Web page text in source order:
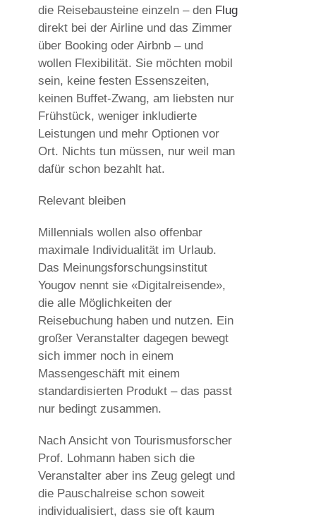
die Reisebausteine einzeln – den Flug
direkt bei der Airline und das Zimmer
über Booking oder Airbnb – und
wollen Flexibilität. Sie möchten mobil
sein, keine festen Essenszeiten,
keinen Buffet-Zwang, am liebsten nur
Frühstück, weniger inkludierte
Leistungen und mehr Optionen vor
Ort. Nichts tun müssen, nur weil man
dafür schon bezahlt hat.
Relevant bleiben
Millennials wollen also offenbar
maximale Individualität im Urlaub.
Das Meinungsforschungsinstitut
Yougov nennt sie «Digitalreisende»,
die alle Möglichkeiten der
Reisebuchung haben und nutzen. Ein
großer Veranstalter dagegen bewegt
sich immer noch in einem
Massengeschäft mit einem
standardisierten Produkt – das passt
nur bedingt zusammen.
Nach Ansicht von Tourismusforscher
Prof. Lohmann haben sich die
Veranstalter aber ins Zeug gelegt und
die Pauschalreise schon soweit
individualisiert, dass sie oft kaum